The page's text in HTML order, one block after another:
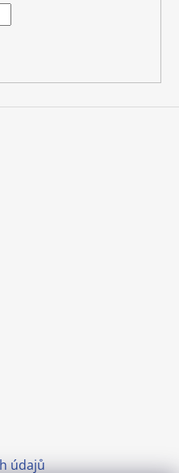
údajů